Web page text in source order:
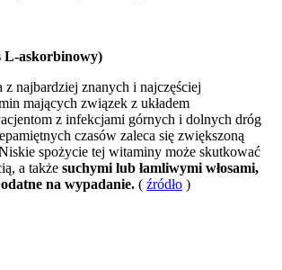
L-askorbinowy)
z najbardziej znanych i najczęściej
mających związek z układem
z infekcjami górnych i dolnych dróg
czasów zaleca się zwiększoną
spożycie tej witaminy może skutkować
a także suchymi lub łamliwymi włosami,
na wypadanie. ( źródło )